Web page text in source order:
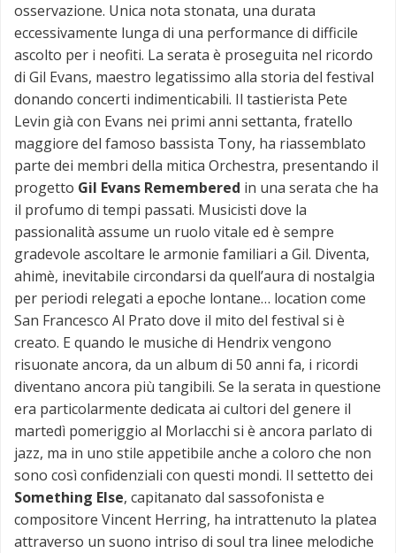
osservazione. Unica nota stonata, una durata
eccessivamente lunga di una performance di difficile
ascolto per i neofiti. La serata è proseguita nel ricordo
di Gil Evans, maestro legatissimo alla storia del festival
donando concerti indimenticabili. Il tastierista Pete
Levin già con Evans nei primi anni settanta, fratello
maggiore del famoso bassista Tony, ha riassemblato
parte dei membri della mitica Orchestra, presentando il
progetto Gil Evans Remembered in una serata che ha
il profumo di tempi passati. Musicisti dove la
passionalità assume un ruolo vitale ed è sempre
gradevole ascoltare le armonie familiari a Gil. Diventa,
ahimè, inevitabile circondarsi da quell’aura di nostalgia
per periodi relegati a epoche lontane… location come
San Francesco Al Prato dove il mito del festival si è
creato. E quando le musiche di Hendrix vengono
risuonate ancora, da un album di 50 anni fa, i ricordi
diventano ancora più tangibili. Se la serata in questione
era particolarmente dedicata ai cultori del genere il
martedì pomeriggio al Morlacchi si è ancora parlato di
jazz, ma in uno stile appetibile anche a coloro che non
sono così confidenziali con questi mondi. Il settetto dei
Something Else, capitanato dal sassofonista e
compositore Vincent Herring, ha intrattenuto la platea
attraverso un suono intriso di soul tra linee melodiche